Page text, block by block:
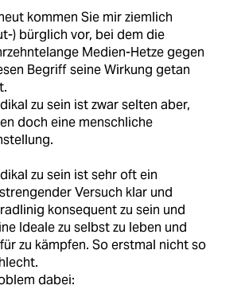
kommen Sie mir ziemlich
) bürglich vor, bei dem die
Medien-Hetze gegen
Begriff seine Wirkung getan
zu sein ist zwar selten aber,
doch eine menschliche
zu sein ist sehr oft ein
Versuch klar und
konsequent zu sein und
Ideale zu selbst zu leben und
zu kämpfen. So erstmal nicht so
dabei: